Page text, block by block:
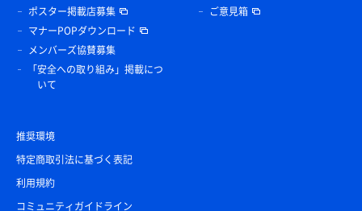
ポスター掲載店募集
マナーPOPダウンロード
メンバーズ協賛募集
「安全への取り組み」掲載につ
いて
ご意見箱
推奨環境
特定商取引法に基づく表記
利用規約
コミュニティガイドライン